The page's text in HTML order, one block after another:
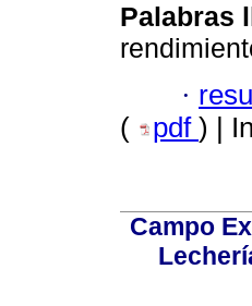
Palabras
·
(
pdf ) |
Campo